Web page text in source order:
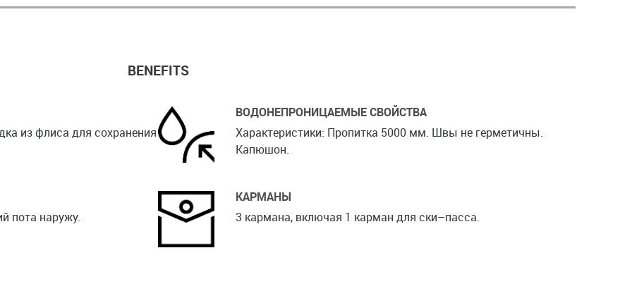
BENEFITS
из флиса для сохранения
ВОДОНЕПРОНИЦАЕМЫЕ СВОЙСТВА
Характеристики: Пропитка 5000 мм. Швы не герметичны.
Капюшон.
пота наружу.
КАРМАНЫ
3 кармана, включая 1 карман для ски–пасса.